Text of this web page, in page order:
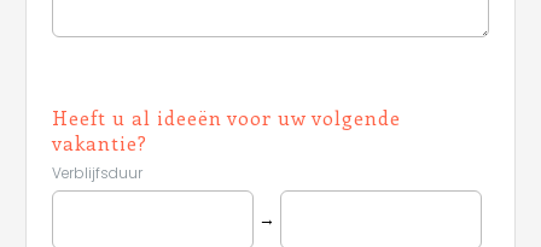
Heeft u al ideeën voor uw volgende
vakantie?
Verblijfsduur
→